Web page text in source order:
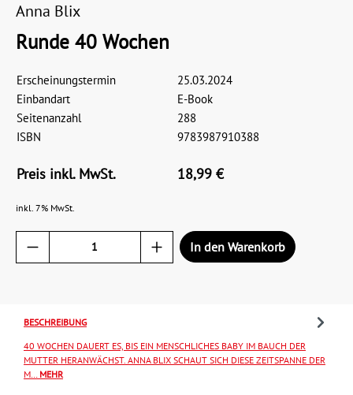
Anna Blix
Runde 40 Wochen
Erscheinungstermin
25.03.2024
Einbandart
E-Book
Seitenanzahl
288
ISBN
9783987910388
Preis inkl. MwSt. 18,99 €
inkl. 7% MwSt.
In den Warenkorb
BESCHREIBUNG
40 WOCHEN DAUERT ES, BIS EIN MENSCHLICHES BABY IM BAUCH DER
MUTTER HERANWÄCHST. ANNA BLIX SCHAUT SICH DIESE ZEITSPANNE DER
M… MEHR